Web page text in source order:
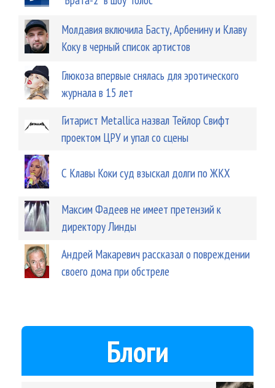
Молдавия включила Басту, Арбенину и Клаву
Коку в черный список артистов
Глюкоза впервые снялась для эротического
журнала в 15 лет
Гитарист Metallica назвал Тейлор Свифт
проектом ЦРУ и упал со сцены
С Клавы Коки суд взыскал долги по ЖКХ
Максим Фадеев не имеет претензий к
директору Линды
Андрей Макаревич рассказал о повреждении
своего дома при обстреле
Блоги